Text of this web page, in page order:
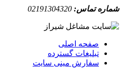
شماره تماس: 02191304320
صفحه اصلی
تبلیغات گسترده
سفارش مینی سایت